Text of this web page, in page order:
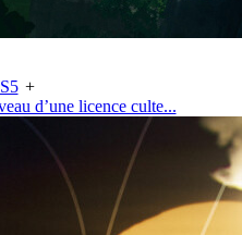
+
d’une licence culte...